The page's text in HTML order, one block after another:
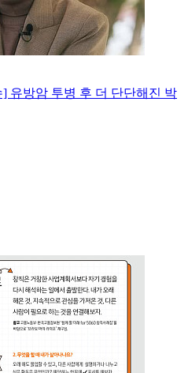
유방암 투병 후 더 단단해진 박